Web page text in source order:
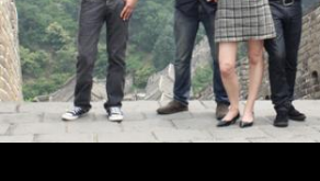
Aus lauter Liebe 2011